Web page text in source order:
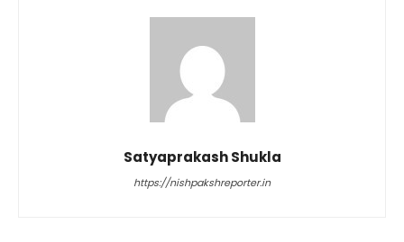
Satyaprakash Shukla
https://nishpakshreporter.in